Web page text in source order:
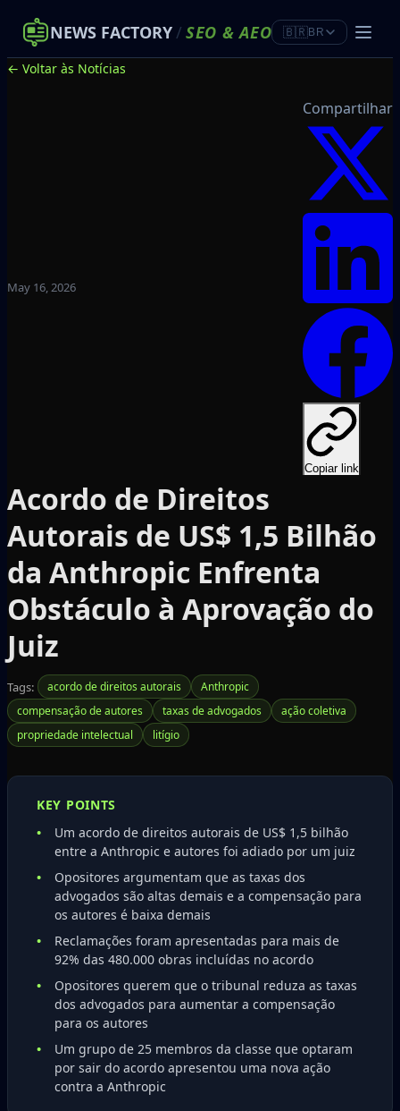
NEWS FACTORY/ SEO &AEO 🇧🇷BR
← Voltar às Notícias
May 16, 2026
Compartilhar
Copiar link
Acordo de Direitos
Autorais de US$ 1,5 Bilhão
da Anthropic Enfrenta
Obstáculo à Aprovação do
Juiz
Tags: acordo de direitos autorais
Anthropic
compensação de autores
taxas de advogados
ação coletiva
propriedade intelectual
litígio
KEY POINTS
Um acordo de direitos autorais de US$ 1,5 bilhão
entre a Anthropic e autores foi adiado por um juiz
Opositores argumentam que as taxas dos
advogados são altas demais e a compensação para
os autores é baixa demais
Reclamações foram apresentadas para mais de
92% das 480.000 obras incluídas no acordo
Opositores querem que o tribunal reduza as taxas
dos advogados para aumentar a compensação
para os autores
Um grupo de 25 membros da classe que optaram
por sair do acordo apresentou uma nova ação
contra a Anthropic